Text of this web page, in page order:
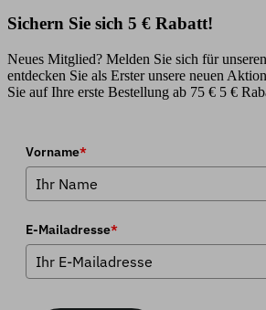
Sichern Sie sich 5 € Rabatt!
Neues Mitglied? Melden Sie sich für
entdecken Sie als Erster unsere neuen
Sie auf Ihre erste Bestellung ab 75 € 5 €
Vorname*
E-Mailadresse*